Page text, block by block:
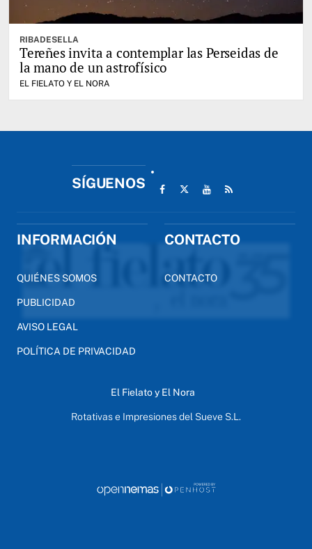
RIBADESELLA
Tereñes invita a contemplar las Perseidas de
la mano de un astrofísico
EL FIELATO Y EL NORA
SÍGUENOS
INFORMACIÓN
QUIÉNES SOMOS
PUBLICIDAD
AVISO LEGAL
POLÍTICA DE PRIVACIDAD
CONTACTO
CONTACTO
El Fielato y El Nora
Rotativas e Impresiones del Sueve S.L.